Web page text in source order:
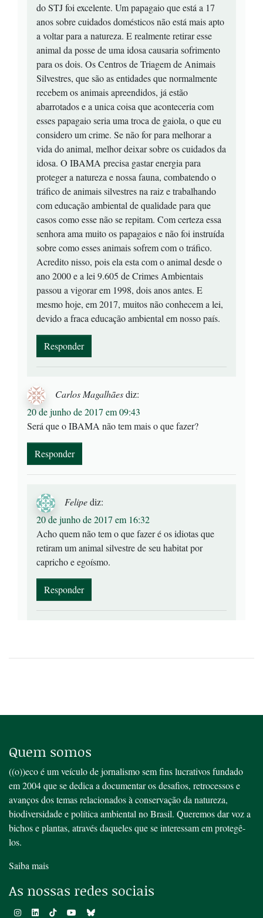
do STJ foi excelente. Um papagaio que está a 17
anos sobre cuidados domésticos não está mais apto
a voltar para a natureza. E realmente retirar esse
animal da posse de uma idosa causaria sofrimento
para os dois. Os Centros de Triagem de Animais
Silvestres, que são as entidades que normalmente
recebem os animais apreendidos, já estão
abarrotados e a unica coisa que aconteceria com
esses papagaio seria uma troca de gaiola, o que eu
considero um crime. Se não for para melhorar a
vida do animal, melhor deixar sobre os cuidados da
idosa. O IBAMA precisa gastar energia para
proteger a natureza e nossa fauna, combatendo o
tráfico de animais silvestres na raiz e trabalhando
com educação ambiental de qualidade para que
casos como esse não se repitam. Com certeza essa
senhora ama muito os papagaios e não foi instruída
sobre como esses animais sofrem com o tráfico.
Acredito nisso, pois ela esta com o animal desde o
ano 2000 e a lei 9.605 de Crimes Ambientais
passou a vigorar em 1998, dois anos antes. E
mesmo hoje, em 2017, muitos não conhecem a lei,
devido a fraca educação ambiental em nosso país.
Responder
Carlos Magalhãesdiz:
20 de junho de 2017 em 09:43
Será que o IBAMA não tem mais o que fazer?
Responder
Felipediz:
20 de junho de 2017 em 16:32
Acho quem não tem o que fazer é os idiotas que
retiram um animal silvestre de seu habitat por
capricho e egoísmo.
Responder
Quem somos
((o))eco é um veículo de jornalismo sem fins lucrativos fundado
em 2004 que se dedica a documentar os desafios, retrocessos e
avanços dos temas relacionados à conservação da natureza,
biodiversidade e política ambiental no Brasil. Queremos dar voz a
bichos e plantas, através daqueles que se interessam em protegê-
los.
Saiba mais
As nossas redes sociais